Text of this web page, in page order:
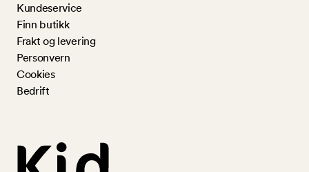
Kundeservice
Finn butikk
Frakt og levering
Personvern
Cookies
Bedrift